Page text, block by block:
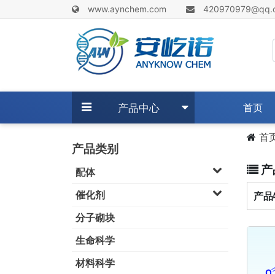
www.aynchem.com
产品中心 首页
产品类别
配体
催化剂
分子砌块
生命科学
材料科学
首
产